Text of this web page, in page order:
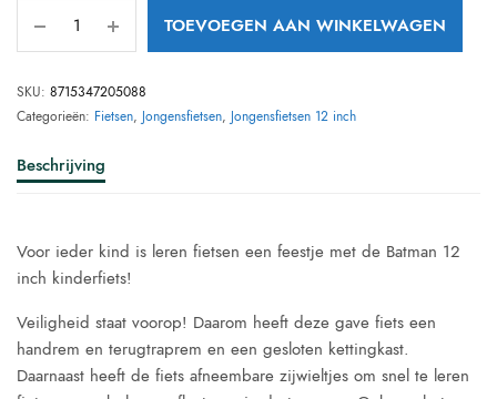
TOEVOEGEN AAN WINKELWAGEN
SKU: 8715347205088
Categorieën: Fietsen, Jongensfietsen, Jongensfietsen 12 inch
Beschrijving
Voor ieder kind is leren fietsen een feestje met de Batman 12
inch kinderfiets!
Veiligheid staat voorop! Daarom heeft deze gave fiets een
handrem en terugtraprem en een gesloten kettingkast.
Daarnaast heeft de fiets afneembare zijwieltjes om snel te leren